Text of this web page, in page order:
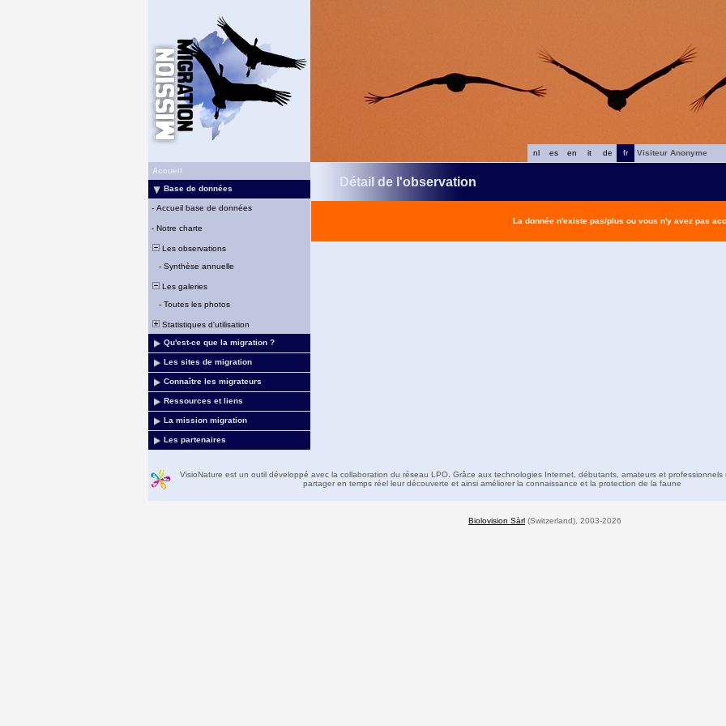
fr
de
it
en
es
nl
Visiteur Anonyme
Accueil
Base de données
- Accueil base de données
- Notre charte
Les observations
- Synthèse annuelle
Les galeries
- Toutes les photos
Statistiques d'utilisation
Qu'est-ce que la migration ?
Les sites de migration
Connaître les migrateurs
Ressources et liens
La mission migration
Les partenaires
Détail de l'observation
La donnée n'existe pas/plus ou vous n'y avez pas
VisioNature est un outil développé avec la collaboration du réseau LPO. Grâce aux technologies Internet, débutants, amateurs et professionnels
partager en temps réel leur découverte et ainsi améliorer la connaissance et la protection de la faune
Biolovision Sàrl (Switzerland), 2003-2026